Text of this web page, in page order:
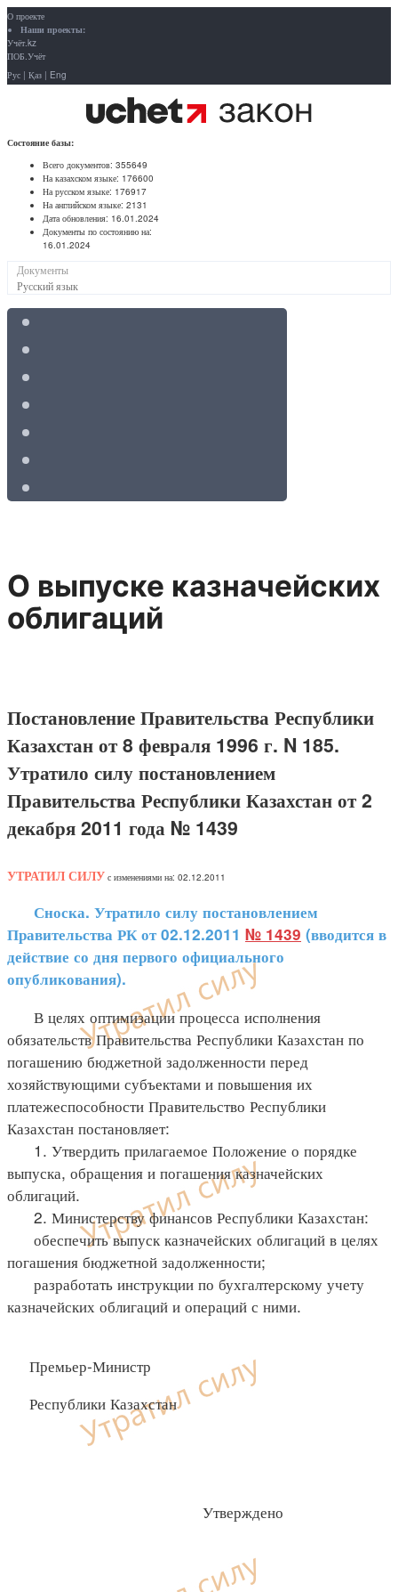
О проекте
Наши проекты:
Учёт.kz
ПОБ.Учёт
Рус | Қаз | Eng
Состояние базы:
Всего документов: 355649
На казахском языке: 176600
На русском языке: 176917
На английском языке: 2131
Дата обновления: 16.01.2024
Документы по состоянию на:
16.01.2024
Документы
Русский язык
О выпуске казначейских
облигаций
Постановление Правительства Республики
Казахстан от 8 февраля 1996 г. N 185.
Утратило силу постановлением
Правительства Республики Казахстан от 2
декабря 2011 года № 1439
УТРАТИЛ СИЛУ с изменениями на: 02.12.2011
Сноска. Утратило силу постановлением
Правительства РК от 02.12.2011 № 1439 (вводится в
действие со дня первого официального
опубликования).
В целях оптимизации процесса исполнения
обязательств Правительства Республики Казахстан по
погашению бюджетной задолженности перед
хозяйствующими субъектами и повышения их
платежеспособности Правительство Республики
Казахстан постановляет:
1. Утвердить прилагаемое Положение о порядке
выпуска, обращения и погашения казначейских
облигаций.
2. Министерству финансов Республики Казахстан:
обеспечить выпуск казначейских облигаций в целях
погашения бюджетной задолженности;
разработать инструкции по бухгалтерскому учету
казначейских облигаций и операций с ними.
Премьер-Министр
Республики Казахстан
Утверждено